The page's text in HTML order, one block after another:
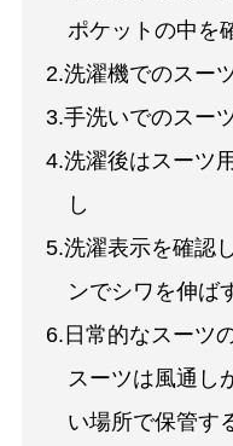
ポケットの中を
2.洗濯機でのスー
3.手洗いでのスー
4.洗濯後はスーツ
し
5.洗濯表示を確認
ンでシワを伸ば
6.日常的なスーツ
スーツは風通し
い場所で保管す